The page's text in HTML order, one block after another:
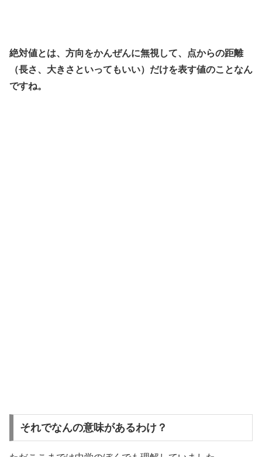
絶対値とは、方向をかんぜんに無視して、点からの距離
（長さ、大きさといってもいい）だけを表す値のことなん
ですね。
それでなんの意味があるわけ？